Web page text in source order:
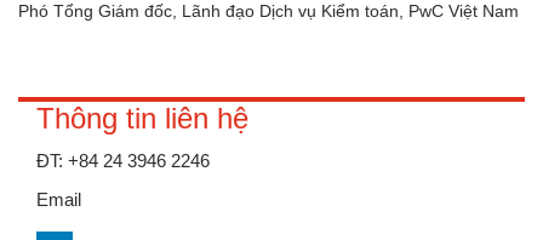
Phó Tổng Giám đốc, Lãnh đạo Dịch vụ Kiểm toán, PwC Việt Nam
Thông tin liên hệ
ĐT: +84 24 3946 2246
Email